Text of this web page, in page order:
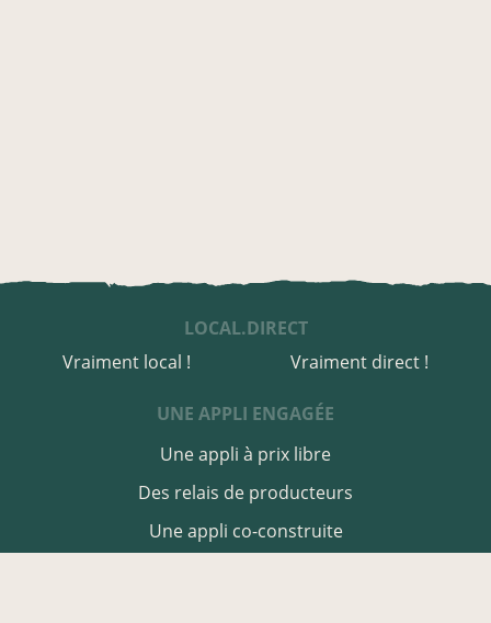
LOCAL.DIRECT
Vraiment local !
Vraiment direct !
UNE APPLI ENGAGÉE
Une appli à prix libre
Des relais de producteurs
Une appli co-construite